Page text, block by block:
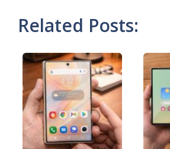
Related Posts: